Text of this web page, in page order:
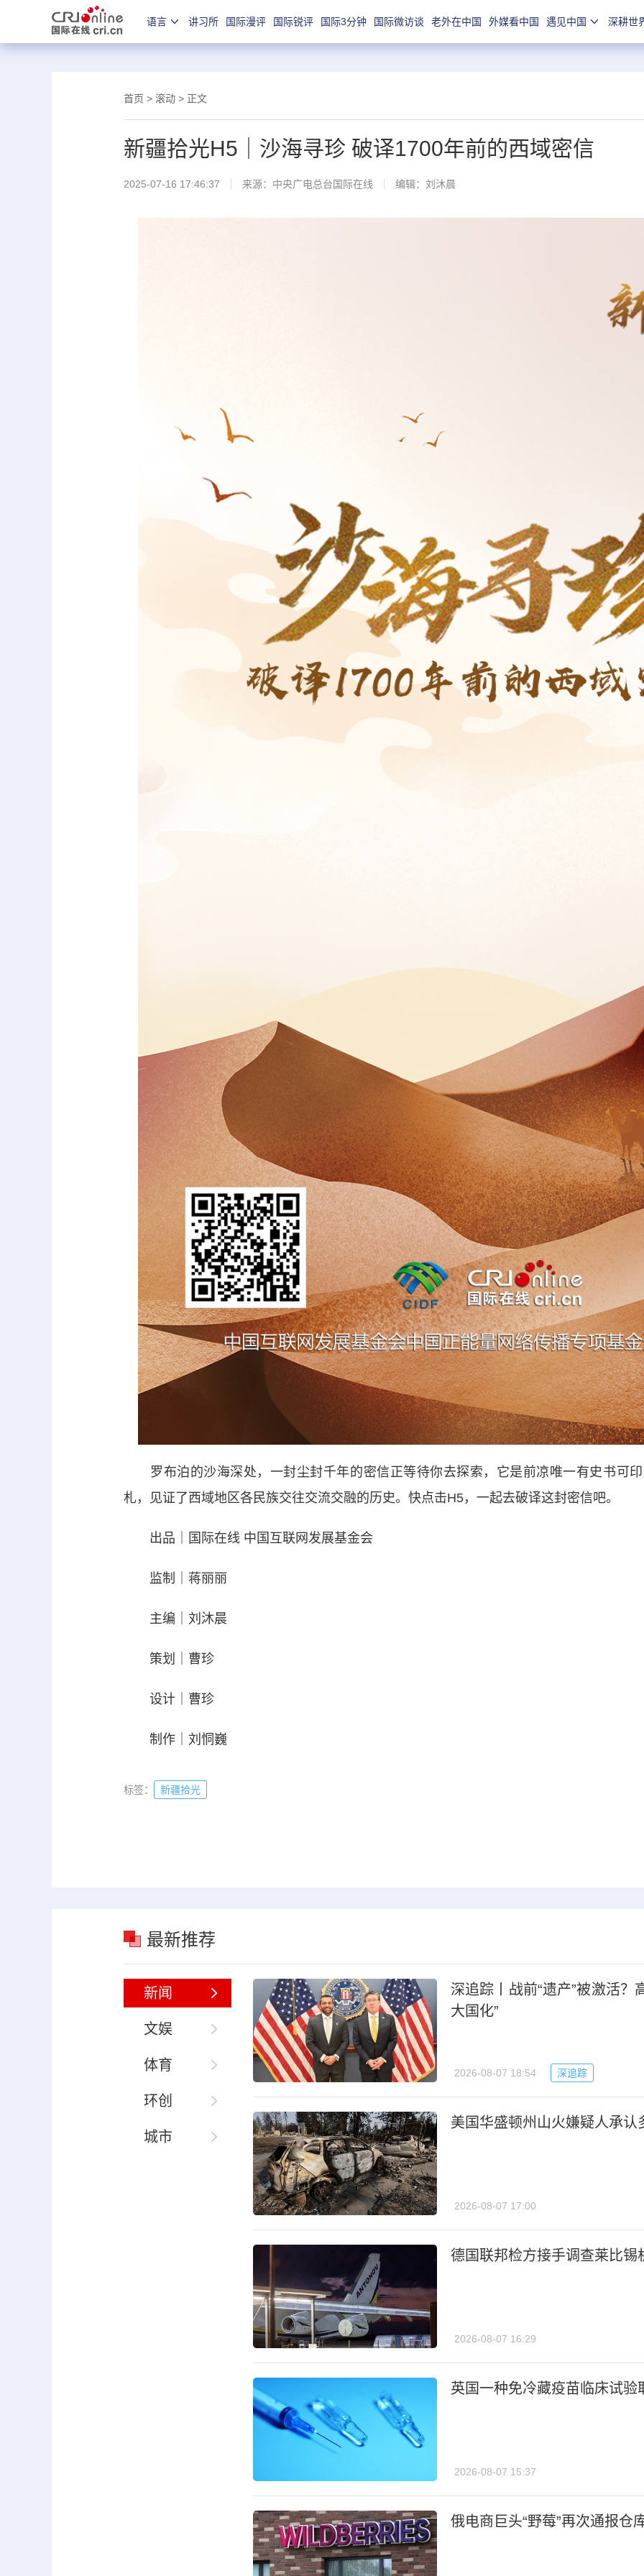
语言 讲习所 国际漫评 国际锐评 国际3分钟 国际微访谈 老外在中国 外媒看中国 遇见中国 深耕世
首页 > 滚动 > 正文
新疆拾光H5｜沙海寻珍 破译1700年前的西域密信
2025-07-16 17:46:37 来源：中央广电总台国际在线 编辑：刘沐晨
罗布泊的沙海深处，一封尘封千年的密信正等待你去探索，它是前凉唯一有史书可
札，见证了西域地区各民族交往交流交融的历史。快点击H5，一起去破译这封密信吧。
出品｜国际在线 中国互联网发展基金会
监制｜蒋丽丽
主编｜刘沐晨
策划｜曹珍
设计｜曹珍
制作｜刘恫巍
标签： 新疆拾光
最新推荐
新闻
文娱
体育
环创
城市
深追踪丨战前“遗产”被激活？
大国化”
2026-08-07 18:54 深追踪
美国华盛顿州山火嫌疑人承认
2026-08-07 17:00
德国联邦检方接手调查莱比锡
2026-08-07 16:29
英国一种免冷藏疫苗临床试验
2026-08-07 15:37
俄电商巨头“野莓”再次通报仓